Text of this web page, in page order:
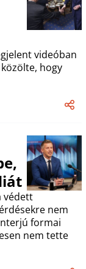
videóban
hogy
védett
nem
formai
nem tette